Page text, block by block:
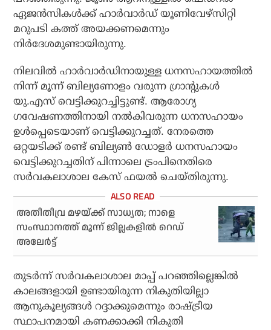
ഏജന്‍സികള്‍ക്ക് ഹാര്‍വാര്‍ഡ് യൂണിവേഴ്സിറ്റി
മറുപടി കത്ത് അയക്കണമെന്നും
നിര്‍ദേശമുണ്ടായിരുന്നു.
നിലവില്‍ ഹാര്‍വാര്‍ഡിനായുള്ള ധനസഹായത്തില്‍
നിന്ന് മൂന്ന് ബില്യണോളം വരുന്ന ഗ്രാന്റുകള്‍
യു.എസ് വെട്ടിക്കുറച്ചിട്ടുണ്ട്. ആരോഗ്യ
ഗവേഷണത്തിനായി നല്‍കിവരുന്ന ധനസഹായം
ഉള്‍പ്പെടെയാണ് വെട്ടിക്കുറച്ചത്. നേരത്തെ
ഒറ്റയടിക്ക് രണ്ട് ബില്യണ്‍ ഡോളര്‍ ധനസഹായം
വെട്ടിക്കുറച്ചതിന് പിന്നാലെ ട്രംപിനെതിരെ
സര്‍വകലാശാല കേസ് ഫയല്‍ ചെയ്തിരുന്നു.
അതീതീവ്ര മഴയ്ക്ക് സാധ്യത; നാളെ
സംസ്ഥാനത്ത് മൂന്ന് ജില്ലകളില്‍ റെഡ്
അലേര്‍ട്ട്
തുടര്‍ന്ന് സര്‍വകലാശാല മാപ്പ് പറഞ്ഞില്ലെങ്കില്‍
കാലങ്ങളായി ഉണ്ടായിരുന്ന നികുതിയില്ലാ
ആനുകൂല്യങ്ങള്‍ റദ്ദാക്കുമെന്നും രാഷ്ട്രീയ
സ്ഥാപനമായി കണക്കാക്കി നികുതി